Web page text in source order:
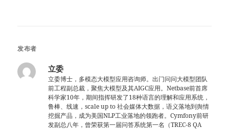
发布者
立委
立委博士，多模态大模型应用咨询师。出门问问大模型团队
前工程副总裁，聚焦大模型及其AIGC应用。Netbase前首席
科学家10年，期间指挥研发了18种语言的理解和应用系统，
鲁棒、线速，scale up to 社会媒体大数据，语义落地到舆情
挖掘产品，成为美国NLP工业落地的领跑者。Cymfony前研
发副总八年，曾荣获第一届问答系统第一名（TREC-8 QA